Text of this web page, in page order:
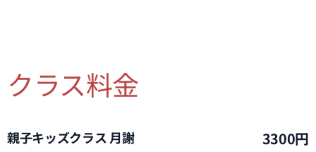
クラス料金
親子キッズクラス 月謝 3300円